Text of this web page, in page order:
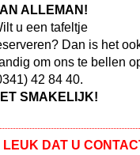
ALLEMAN!
u een tafeltje
Dan is het
om ons te bellen
42 84 40.
SMAKELIJK!
LEUK DAT U